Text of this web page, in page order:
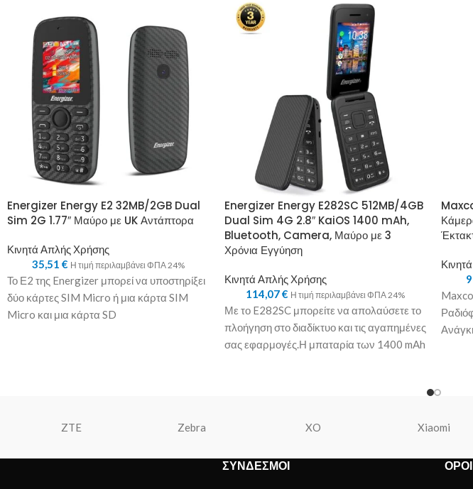
Energizer Energy E2 32MB/2GB Dual
Sim 2G 1.77″ Μαύρο με UK Αντάπτορα
Κινητά Απλής Χρήσης
35,51€ Η τιμή περιλαμβάνει ΦΠΑ 24%
Το Ε2 της Energizer μπορεί να υποστηρίξει
δύο κάρτες SIM Micro ή μια κάρτα SIM
Micro και μια κάρτα SD
Energizer Energy E282SC 512MB/4GB
Dual Sim 4G 2.8″ KaiOS 1400 mAh,
Bluetooth, Camera, Μαύρο με 3
Χρόνια Εγγύηση
Κινητά Απλής Χρήσης
114,07€ Η τιμή περιλαμβάνει ΦΠΑ 24%
Με το E282SC μπορείτε να απολαύσετε το
πλοήγηση στο διαδίκτυο και τις αγαπημένες
σας εφαρμογές.Η μπαταρία των 1400 mAh
ZTE Zebra XO Xiaomi
ΣΎΝΔΕΣΜΟΙ